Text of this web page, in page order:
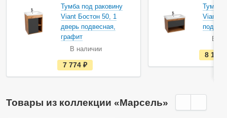
Тумба под раковину
Viant Бостон 50, 1
дверь подвесная,
графит
В наличии
е
с
т
а
7 774
Тумба
Viant
В
8 180
Товары из коллекции «Марсель»